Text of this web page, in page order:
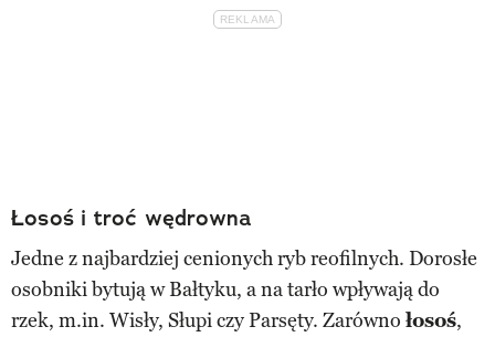
Łosoś i troć wędrowna
Jedne z najbardziej cenionych ryb reofilnych. Dorosłe
osobniki bytują w Bałtyku, a na tarło wpływają do
rzek, m.in. Wisły, Słupi czy Parsęty. Zarówno łosoś,